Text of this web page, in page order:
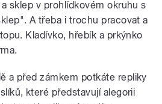
sklep v prohlídkovém okruhu s
A třeba i trochu pracovat a
Kladívko, hřebík a prkýnko
a před zámkem potkáte repliky
které představují alegorii